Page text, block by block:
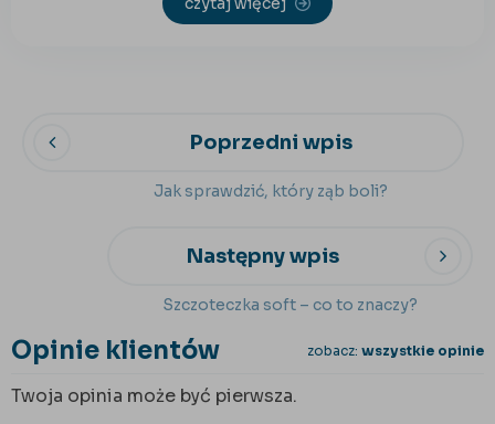
Poprzedni wpis
Jak sprawdzić, który ząb boli?
Następny wpis
Szczoteczka soft – co to znaczy?
Opinie klientów zobacz: wszystkie opinie
Twoja opinia może być pierwsza.